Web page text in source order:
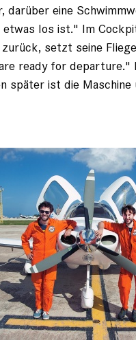
darüber eine
etwas los ist." Im
zurück, setzt seine
ready for
später ist die